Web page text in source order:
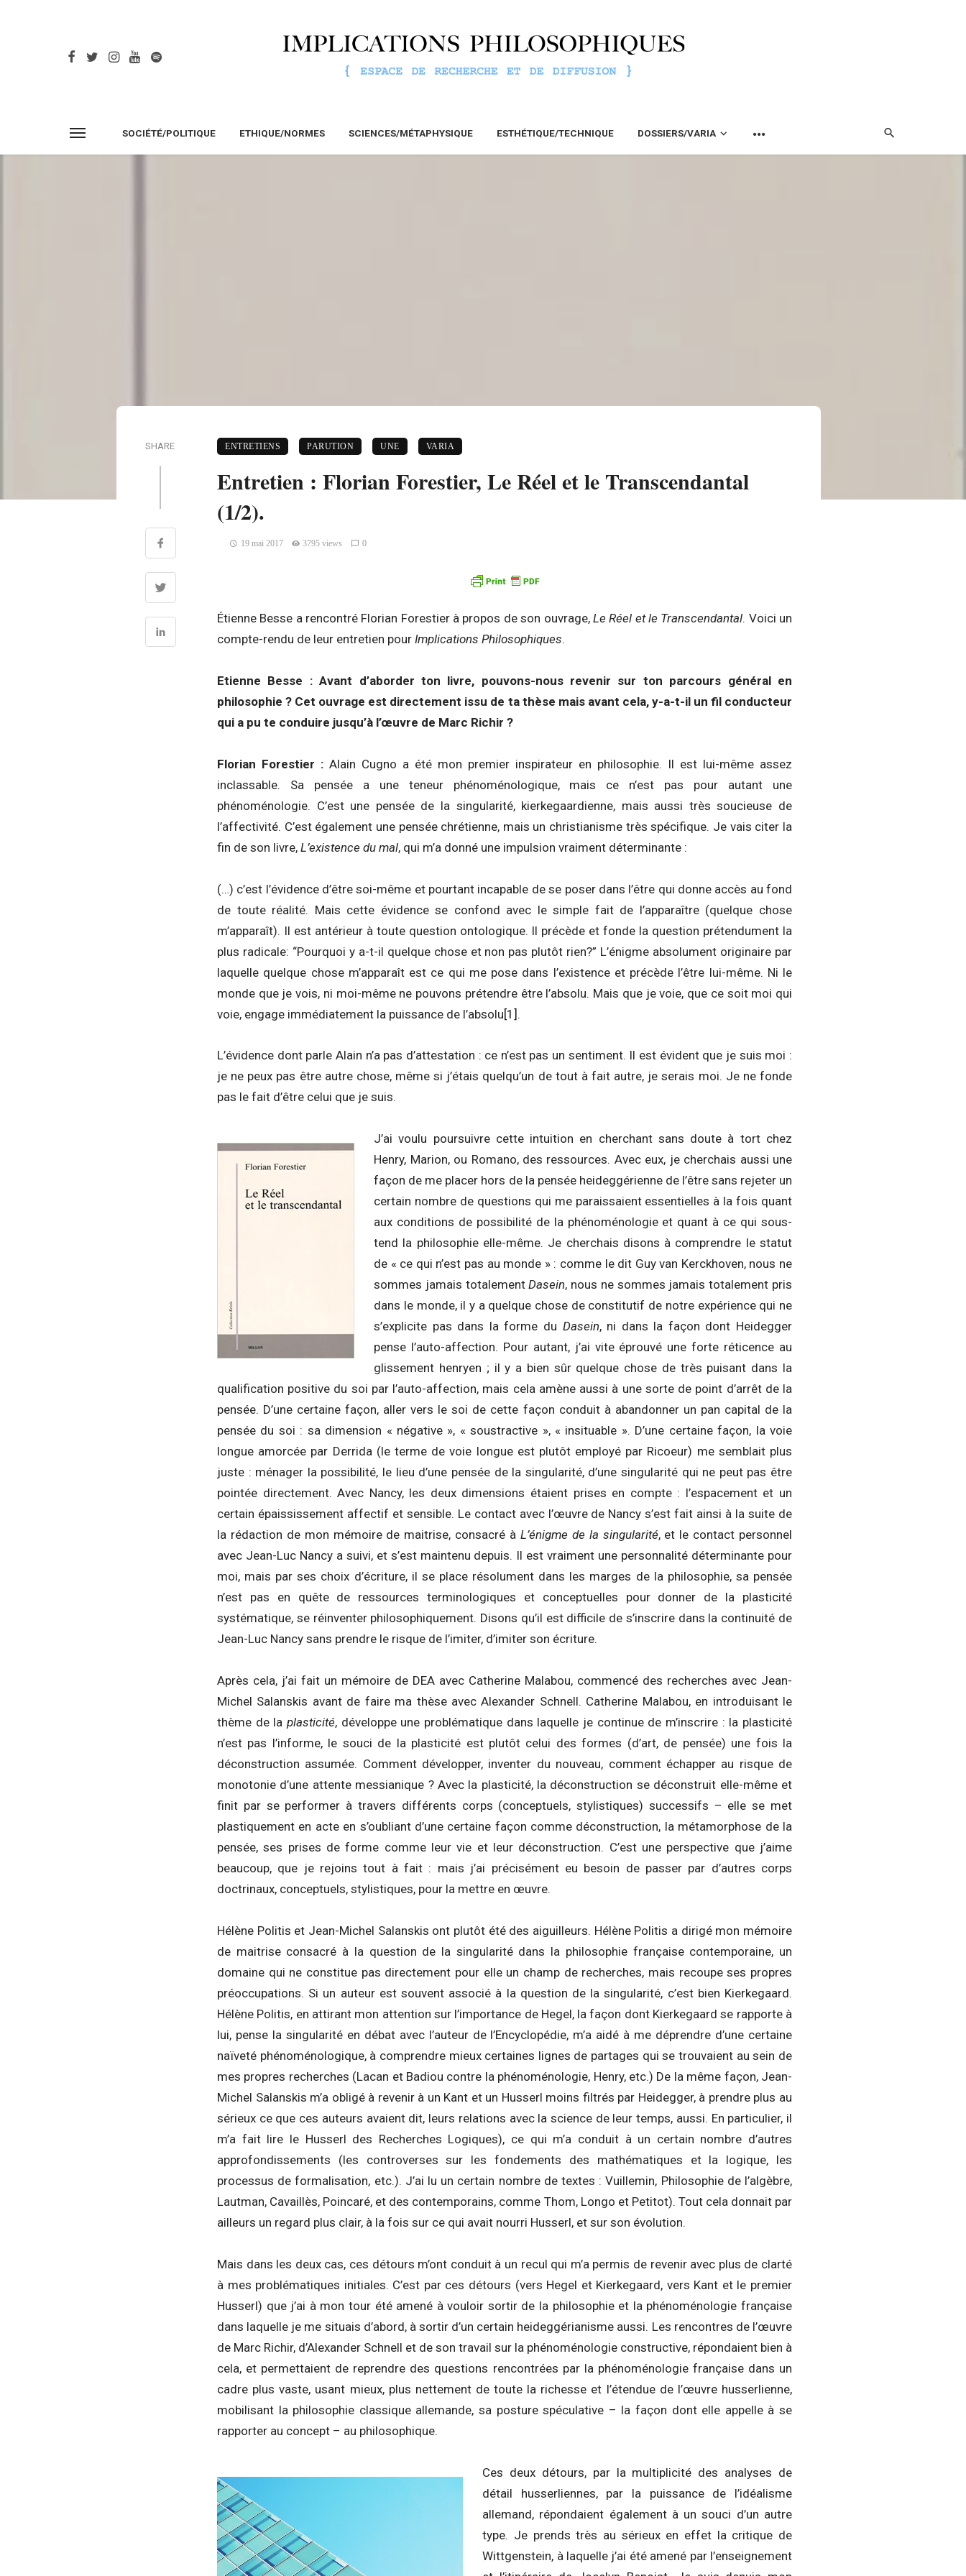
SOCIÉTÉ/POLITIQUE ETHIQUE/NORMES SCIENCES/MÉTAPHYSIQUE ESTHÉTIQUE/TECHNIQUE DOSSIERS/VARIA
SHARE ENTRETIENS PARUTION UNE VARIA
Entretien : Florian Forestier, Le Réel et le Transcendantal
(1/2).
19 mai 2017 3795 views 0
Étienne Besse a rencontré Florian Forestier à propos de son ouvrage, Le Réel et le Transcendantal. Voici un
compte-rendu de leur entretien pour Implications Philosophiques.
Etienne Besse : Avant d’aborder ton livre, pouvons-nous revenir sur ton parcours général en
philosophie ? Cet ouvrage est directement issu de ta thèse mais avant cela, y-a-t-il un fil conducteur
qui a pu te conduire jusqu’à l’œuvre de Marc Richir ?
Florian Forestier : Alain Cugno a été mon premier inspirateur en philosophie. Il est lui-même assez
inclassable. Sa pensée a une teneur phénoménologique, mais ce n’est pas pour autant une
phénoménologie. C’est une pensée de la singularité, kierkegaardienne, mais aussi très soucieuse de
l’affectivité. C’est également une pensée chrétienne, mais un christianisme très spécifique. Je vais citer la
fin de son livre, L’existence du mal, qui m’a donné une impulsion vraiment déterminante :
(…) c’est l’évidence d’être soi-même et pourtant incapable de se poser dans l’être qui donne accès au fond
de toute réalité. Mais cette évidence se confond avec le simple fait de l’apparaître (quelque chose
m’apparaît). Il est antérieur à toute question ontologique. Il précède et fonde la question prétendument la
plus radicale: “Pourquoi y a-t-il quelque chose et non pas plutôt rien?” L’énigme absolument originaire par
laquelle quelque chose m’apparaît est ce qui me pose dans l’existence et précède l’être lui-même. Ni le
monde que je vois, ni moi-même ne pouvons prétendre être l’absolu. Mais que je voie, que ce soit moi qui
voie, engage immédiatement la puissance de l’absolu[1] .
L’évidence dont parle Alain n’a pas d’attestation : ce n’est pas un sentiment. Il est évident que je suis moi :
je ne peux pas être autre chose, même si j’étais quelqu’un de tout à fait autre, je serais moi. Je ne fonde
pas le fait d’être celui que je suis.
J’ai voulu poursuivre cette intuition en cherchant sans doute à tort chez
Henry, Marion, ou Romano, des ressources. Avec eux, je cherchais aussi une
façon de me placer hors de la pensée heideggérienne de l’être sans rejeter un
certain nombre de questions qui me paraissaient essentielles à la fois quant
aux conditions de possibilité de la phénoménologie et quant à ce qui sous-
tend la philosophie elle-même. Je cherchais disons à comprendre le statut
de « ce qui n’est pas au monde » : comme le dit Guy van Kerckhoven, nous ne
sommes jamais totalementDasein, nous ne sommes jamais totalement pris
dans le monde, il y a quelque chose de constitutif de notre expérience qui ne
s’explicite pas dans la forme du Dasein, ni dans la façon dont Heidegger
pense l’auto-affection. Pour autant, j’ai vite éprouvé une forte réticence au
glissement henryen ; il y a bien sûr quelque chose de très puisant dans la
qualification positive du soi par l’auto-affection, mais cela amène aussi à une sorte de point d’arrêt de la
pensée. D’une certaine façon, aller vers le soi de cette façon conduit à abandonner un pan capital de la
pensée du soi : sa dimension « négative », « soustractive », « insituable ». D’une certaine façon, la voie
longue amorcée par Derrida (le terme de voie longue est plutôt employé par Ricoeur) me semblait plus
juste : ménager la possibilité, le lieu d’une pensée de la singularité, d’une singularité qui ne peut pas être
pointée directement. Avec Nancy, les deux dimensions étaient prises en compte : l’espacement et un
certain épaississement affectif et sensible. Le contact avec l’œuvre de Nancy s’est fait ainsi à la suite de
la rédaction de mon mémoire de maitrise, consacré à L’énigme de la singularité, et le contact personnel
avec Jean-Luc Nancy a suivi, et s’est maintenu depuis. Il est vraiment une personnalité déterminante pour
moi, mais par ses choix d’écriture, il se place résolument dans les marges de la philosophie, sa pensée
n’est pas en quête de ressources terminologiques et conceptuelles pour donner de la plasticité
systématique, se réinventer philosophiquement. Disons qu’il est difficile de s’inscrire dans la continuité de
Jean-Luc Nancy sans prendre le risque de l’imiter, d’imiter son écriture.
Après cela, j’ai fait un mémoire de DEA avec Catherine Malabou, commencé des recherches avec Jean-
Michel Salanskis avant de faire ma thèse avec Alexander Schnell. Catherine Malabou, en introduisant le
thème de la plasticité, développe une problématique dans laquelle je continue de m’inscrire : la plasticité
n’est pas l’informe, le souci de la plasticité est plutôt celui des formes (d’art, de pensée) une fois la
déconstruction assumée. Comment développer, inventer du nouveau, comment échapper au risque de
monotonie d’une attente messianique ? Avec la plasticité, la déconstruction se déconstruit elle-même et
finit par se performer à travers différents corps (conceptuels, stylistiques) successifs – elle se met
plastiquement en acte en s’oubliant d’une certaine façon comme déconstruction, la métamorphose de la
pensée, ses prises de forme comme leur vie et leur déconstruction. C’est une perspective que j’aime
beaucoup, que je rejoins tout à fait : mais j’ai précisément eu besoin de passer par d’autres corps
doctrinaux, conceptuels, stylistiques, pour la mettre en œuvre.
Hélène Politis et Jean-Michel Salanskis ont plutôt été des aiguilleurs. Hélène Politis a dirigé mon mémoire
de maitrise consacré à la question de la singularité dans la philosophie française contemporaine, un
domaine qui ne constitue pas directement pour elle un champ de recherches, mais recoupe ses propres
préoccupations. Si un auteur est souvent associé à la question de la singularité, c’est bien Kierkegaard.
Hélène Politis, en attirant mon attention sur l’importance de Hegel, la façon dont Kierkegaard se rapporte à
lui, pense la singularité en débat avec l’auteur de l’Encyclopédie, m’a aidé à me déprendre d’une certaine
naïveté phénoménologique, à comprendre mieux certaines lignes de partages qui se trouvaient au sein de
mes propres recherches (Lacan et Badiou contre la phénoménologie, Henry, etc.) De la même façon, Jean-
Michel Salanskis m’a obligé à revenir à un Kant et un Husserl moins filtrés par Heidegger, à prendre plus au
sérieux ce que ces auteurs avaient dit, leurs relations avec la science de leur temps, aussi. En particulier, il
m’a fait lire le Husserl des Recherches Logiques), ce qui m’a conduit à un certain nombre d’autres
approfondissements (les controverses sur les fondements des mathématiques et la logique, les
processus de formalisation, etc.). J’ai lu un certain nombre de textes : Vuillemin, Philosophie de l’algèbre,
Lautman, Cavaillès, Poincaré, et des contemporains, comme Thom, Longo et Petitot). Tout cela donnait par
ailleurs un regard plus clair, à la fois sur ce qui avait nourri Husserl, et sur son évolution.
Mais dans les deux cas, ces détours m’ont conduit à un recul qui m’a permis de revenir avec plus de clarté
à mes problématiques initiales. C’est par ces détours (vers Hegel et Kierkegaard, vers Kant et le premier
Husserl) que j’ai à mon tour été amené à vouloir sortir de la philosophie et la phénoménologie française
dans laquelle je me situais d’abord, à sortir d’un certain heideggérianisme aussi. Les rencontres de l’œuvre
de Marc Richir, d’Alexander Schnell et de son travail sur la phénoménologie constructive, répondaient bien à
cela, et permettaient de reprendre des questions rencontrées par la phénoménologie française dans un
cadre plus vaste, usant mieux, plus nettement de toute la richesse et l’étendue de l’œuvre husserlienne,
mobilisant la philosophie classique allemande, sa posture spéculative – la façon dont elle appelle à se
rapporter au concept – au philosophique.
Ces deux détours, par la multiplicité des analyses de
détail husserliennes, par la puissance de l’idéalisme
allemand, répondaient également à un souci d’un autre
type. Je prends très au sérieux en effet la critique de
Wittgenstein, à laquelle j’ai été amené par l’enseignement